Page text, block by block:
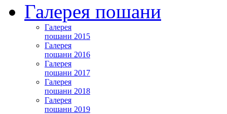
Галерея пошани
Галерея
пошани 2015
Галерея
пошани 2016
Галерея
пошани 2017
Галерея
пошани 2018
Галерея
пошани 2019